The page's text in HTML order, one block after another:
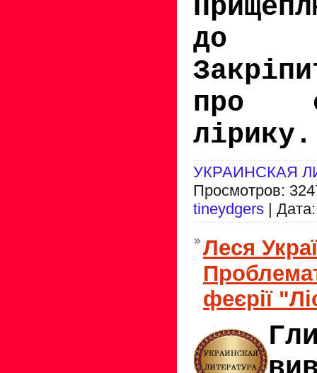
до
про
лірику.
УКРАИНСКАЯ
Просмотров:
tineydgers |
Леся
феєрії